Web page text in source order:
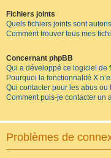
Fichiers joints
Quels fichiers joints sont
Comment trouver tous mes
Concernant phpBB
Qui a développé ce logiciel de
Pourquoi la fonctionnalité X
Qui contacter pour les abus
Comment puis-je contacter un
Problèmes de